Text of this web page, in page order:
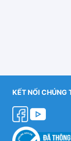
KẾT NỐI CHÚNG